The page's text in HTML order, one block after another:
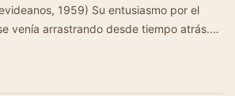
1959) Su entusiasmo por el
venía arrastrando desde tiempo atrás.